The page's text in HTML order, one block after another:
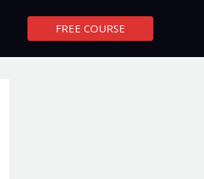
FREE COURSE